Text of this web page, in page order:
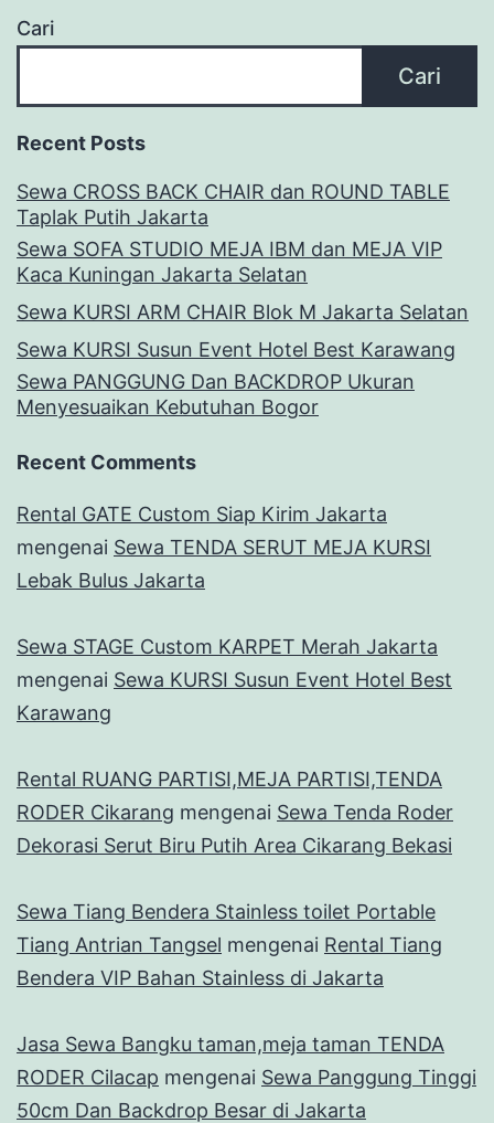
Cari
Cari
Recent Posts
Sewa CROSS BACK CHAIR dan ROUND TABLE
Taplak Putih Jakarta
Sewa SOFA STUDIO MEJA IBM dan MEJA VIP
Kaca Kuningan Jakarta Selatan
Sewa KURSI ARM CHAIR Blok M Jakarta Selatan
Sewa KURSI Susun Event Hotel Best Karawang
Sewa PANGGUNG Dan BACKDROP Ukuran
Menyesuaikan Kebutuhan Bogor
Recent Comments
Rental GATE Custom Siap Kirim Jakarta
mengenai Sewa TENDA SERUT MEJA KURSI
Lebak Bulus Jakarta
Sewa STAGE Custom KARPET Merah Jakarta
mengenai Sewa KURSI Susun Event Hotel Best
Karawang
Rental RUANG PARTISI,MEJA PARTISI,TENDA
RODER Cikarang mengenai Sewa Tenda Roder
Dekorasi Serut Biru Putih Area Cikarang Bekasi
Sewa Tiang Bendera Stainless toilet Portable
Tiang Antrian Tangsel mengenai Rental Tiang
Bendera VIP Bahan Stainless di Jakarta
Jasa Sewa Bangku taman,meja taman TENDA
RODER Cilacap mengenai Sewa Panggung Tinggi
50cm Dan Backdrop Besar di Jakarta